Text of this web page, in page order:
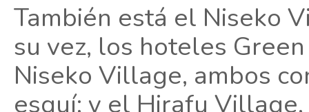
También está el Niseko
su vez, los hoteles
Niseko Village, ambos
esquí; y el Hirafu